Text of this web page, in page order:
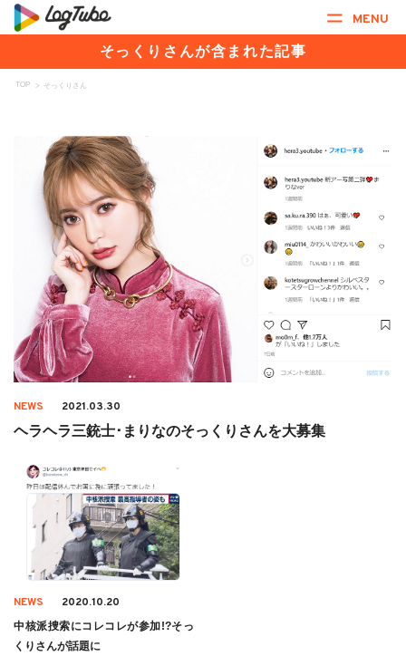
MENU
そっくりさんが含まれた記事
TOP > そっくりさん
NEWS 2021.03.30
ヘラヘラ三銃士･まりなのそっくりさんを大募集
NEWS 2020.10.20
中核派捜索にコレコレが参加!?そっ
くりさんが話題に